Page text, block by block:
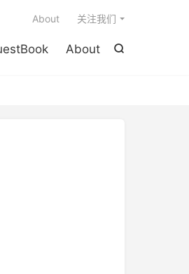

About
About 关注我们